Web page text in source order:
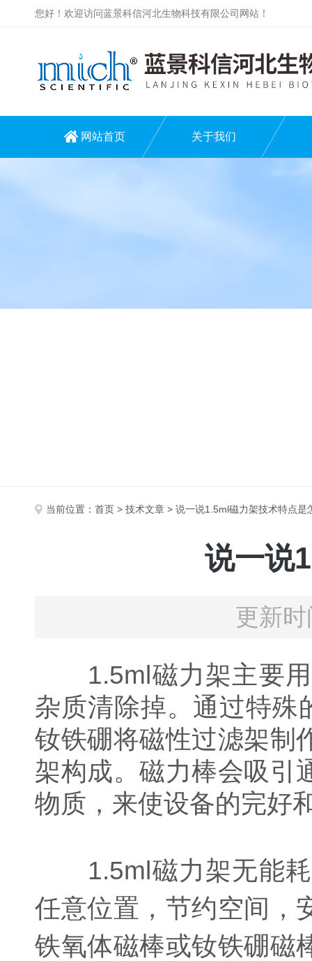
您好！欢迎访问蓝景科信河北生物科技有限公司网站！
网站首页 关于我们
当前位置： 首页 > 技术文章 > 说一说1.5ml磁力架技术特点是
说一说
更新
1.5ml磁力架主要
杂质清除掉。通过特殊
钕铁硼将磁性过滤架制
架构成。磁力棒会吸引
物质，来使设备的完好
1.5ml磁力架无能耗
任意位置，节约空间，
铁氧体磁棒或钕铁硼磁